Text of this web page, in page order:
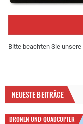
Bitte beachten Sie unsere
NEUESTE BEITRÄGE
DRONEN UND QUADCOPTER